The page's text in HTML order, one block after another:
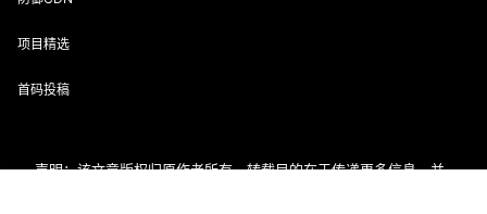
项目精选
首码投稿
声明：该文章版权归原作者所有，转载目的在于传递更多信息，并